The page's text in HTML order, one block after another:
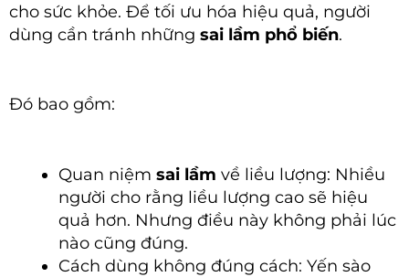
cho sức khỏe. Để tối ưu hóa hiệu quả, người
dùng cần tránh những sai lầm phổ biến.
Đó bao gồm:
Quan niệm sai lầm về liều lượng: Nhiều
người cho rằng liều lượng cao sẽ hiệu
quả hơn. Nhưng điều này không phải lúc
nào cũng đúng.
Cách dùng không đúng cách: Yến sào